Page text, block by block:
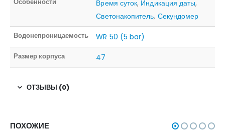
Особенности Время суток, Индикация даты,
Светонакопитель, Секундомер
Водонепроницаемость WR 50 (5 bar)
Размер корпуса 47
ОТЗЫВЫ (0)
ПОХОЖИЕ